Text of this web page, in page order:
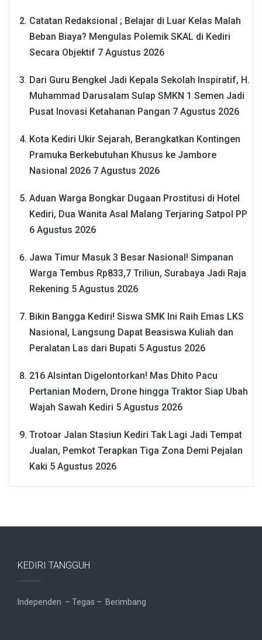
Catatan Redaksional ; Belajar di Luar Kelas Malah
Beban Biaya? Mengulas Polemik SKAL di Kediri
Secara Objektif 7 Agustus 2026
Dari Guru Bengkel Jadi Kepala Sekolah Inspiratif, H.
Muhammad Darusalam Sulap SMKN 1 Semen Jadi
Pusat Inovasi Ketahanan Pangan 7 Agustus 2026
Kota Kediri Ukir Sejarah, Berangkatkan Kontingen
Pramuka Berkebutuhan Khusus ke Jambore
Nasional 2026 7 Agustus 2026
Aduan Warga Bongkar Dugaan Prostitusi di Hotel
Kediri, Dua Wanita Asal Malang Terjaring Satpol PP
6 Agustus 2026
Jawa Timur Masuk 3 Besar Nasional! Simpanan
Warga Tembus Rp833,7 Triliun, Surabaya Jadi Raja
Rekening 5 Agustus 2026
Bikin Bangga Kediri! Siswa SMK Ini Raih Emas LKS
Nasional, Langsung Dapat Beasiswa Kuliah dan
Peralatan Las dari Bupati 5 Agustus 2026
216 Alsintan Digelontorkan! Mas Dhito Pacu
Pertanian Modern, Drone hingga Traktor Siap Ubah
Wajah Sawah Kediri 5 Agustus 2026
Trotoar Jalan Stasiun Kediri Tak Lagi Jadi Tempat
Jualan, Pemkot Terapkan Tiga Zona Demi Pejalan
Kaki 5 Agustus 2026
KEDIRI TANGGUH
Independen – Tegas – Berimbang